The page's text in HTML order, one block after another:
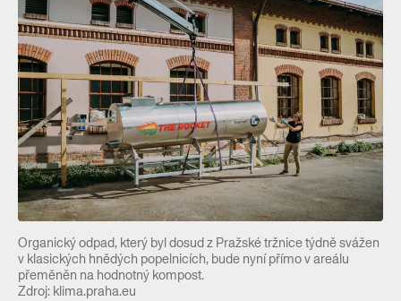
Organický odpad, který byl dosud z Pražské tržnice týdně svážen
v klasických hnědých popelnicích, bude nyní přímo v areálu
přeměněn na hodnotný kompost.
Zdroj: klima.praha.eu